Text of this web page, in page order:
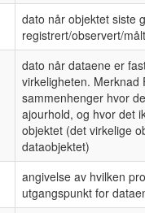
dato når objektet siste
registrert/observert/
dato når dataene er
virkeligheten. Merknad
sammenhenger hvor
ajourhold, og hvor det
objektet (det virkelige
dataobjektet)
angivelse av hvilken
utgangspunkt for